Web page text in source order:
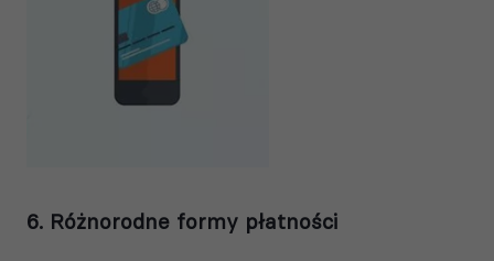
6. Różnorodne formy płatności